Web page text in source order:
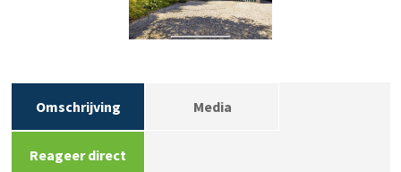
Omschrijving Media
Reageer direct